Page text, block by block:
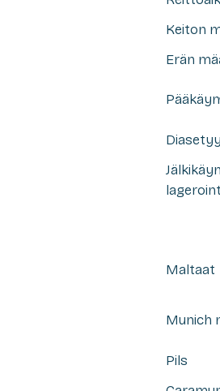
Keiton
Erän
Maltaat
Munich
Pils